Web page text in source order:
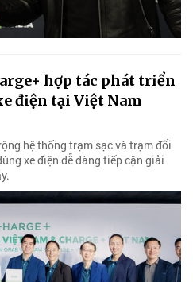
hợp tác phát triển
điện tại Việt Nam
hệ thống trạm sạc và trạm đổi
xe điện dễ dàng tiếp cận giải